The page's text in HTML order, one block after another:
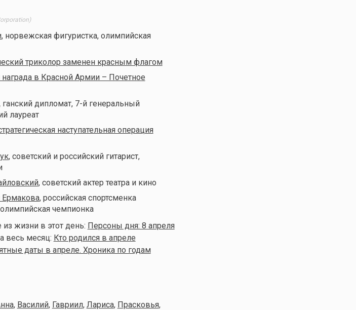
, норвежская фигуристка, олимпийская
триколор заменен красным флагом
в Красной Армии – Почетное
ганский дипломат, 7-й генеральный
лауреат
наступательная операция
, советский и российский гитарист,
, советский актер театра и кино
Ермакова, российская спортсменка
чемпионка
жизни в этот день: Персоны дня: 8 апреля
весь месяц: Кто родился в апреле
даты в апреле. Хроника по годам
, Василий, Гавриил, Лариса, Прасковья,